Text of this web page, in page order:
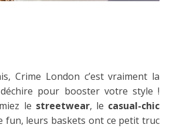
Crime London c’est vraiment la
pour booster votre style !
le streetwear, le casual-chic
fun, leurs baskets ont ce petit truc